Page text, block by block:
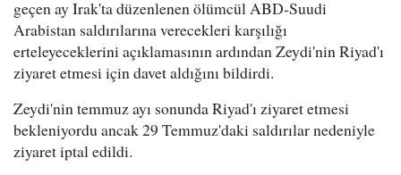
geçen ay Irak'ta düzenlenen ölümcül ABD-Suudi
Arabistan saldırılarına verecekleri karşılığı
erteleyeceklerini açıklamasının ardından Zeydi'nin Riyad'ı
ziyaret etmesi için davet aldığını bildirdi.
Zeydi'nin temmuz ayı sonunda Riyad'ı ziyaret etmesi
bekleniyordu ancak 29 Temmuz'daki saldırılar nedeniyle
ziyaret iptal edildi.